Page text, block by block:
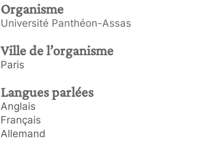
Organisme
Université Panthéon-Assas
Ville de l’organisme
Paris
Langues parlées
Anglais
Français
Allemand